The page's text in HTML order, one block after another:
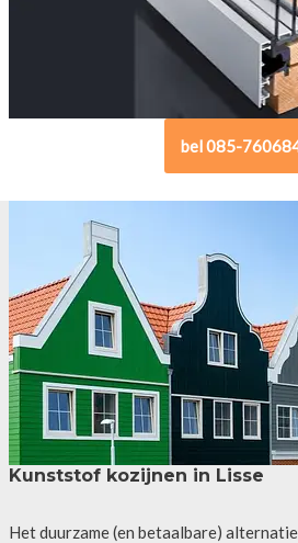
bel 085-
Kunststof kozijnen in Lisse
Het duurzame (en betaalbare)